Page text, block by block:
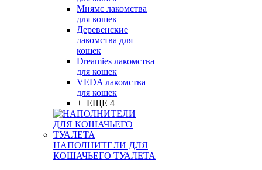
Мнямс лакомства
для кошек
Деревенские
лакомства для
кошек
Dreamies лакомства
для кошек
VEDA лакомства
для кошек
+ ЕЩЕ 4
НАПОЛНИТЕЛИ ДЛЯ
КОШАЧЬЕГО ТУАЛЕТА